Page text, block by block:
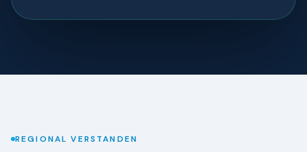
REGIONAL VERSTANDEN